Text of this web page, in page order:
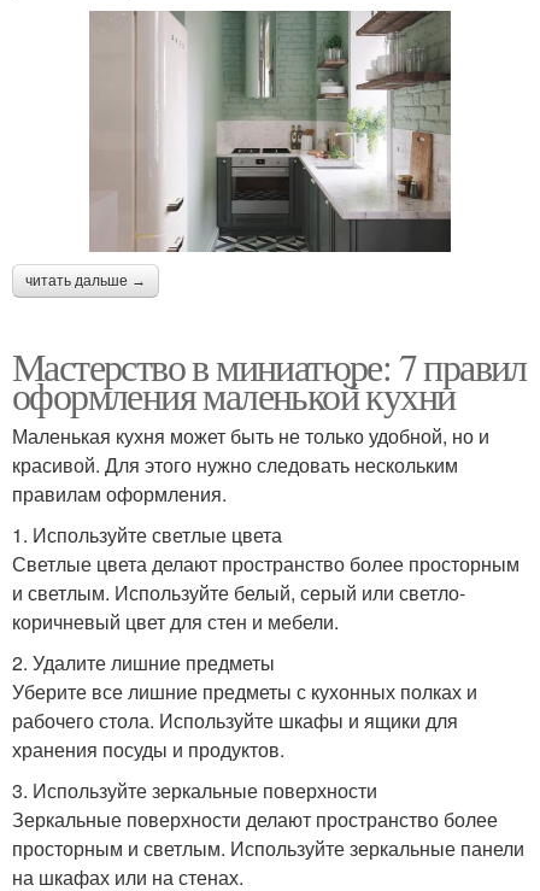
читать дальше →
Мастерство в миниатюре: 7 правил
оформления маленькой кухни
Маленькая кухня может быть не только удобной, но и
красивой. Для этого нужно следовать нескольким
правилам оформления.
1. Используйте светлые цвета
Светлые цвета делают пространство более просторным
и светлым. Используйте белый, серый или светло-
коричневый цвет для стен и мебели.
2. Удалите лишние предметы
Уберите все лишние предметы с кухонных полках и
рабочего стола. Используйте шкафы и ящики для
хранения посуды и продуктов.
3. Используйте зеркальные поверхности
Зеркальные поверхности делают пространство более
просторным и светлым. Используйте зеркальные панели
на шкафах или на стенах.